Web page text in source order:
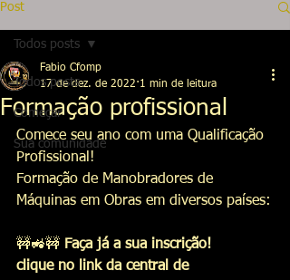
Post
Todos posts
Começar
Sua comunidade
Todos posts
Formação profissional
Fabio Cfomp
17 de dez. de 2022 1 min de leitura
Comece seu ano com uma Qualificação
Profissional!
Formação de Manobradores de
Máquinas em Obras em diversos países:
🚧🚜🚧 Faça já a sua inscrição!
clique no link da central de